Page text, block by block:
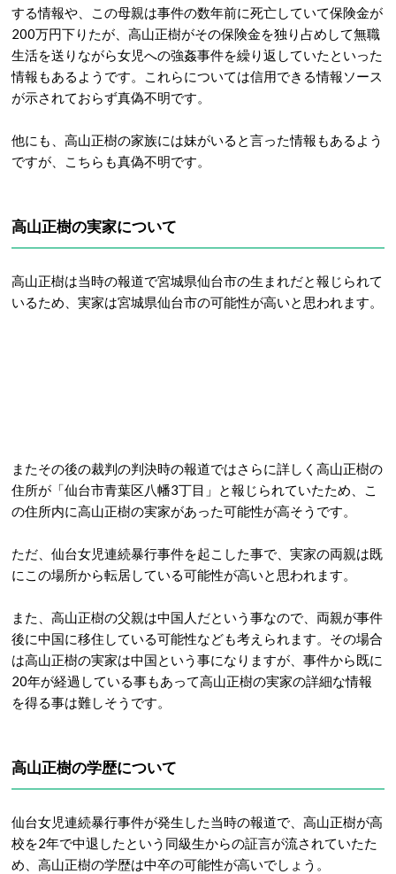
する情報や、この母親は事件の数年前に死亡していて保険金が
200万円下りたが、高山正樹がその保険金を独り占めして無職
生活を送りながら女児への強姦事件を繰り返していたといった
情報もあるようです。これらについては信用できる情報ソース
が示されておらず真偽不明です。
他にも、高山正樹の家族には妹がいると言った情報もあるよう
ですが、こちらも真偽不明です。
高山正樹の実家について
高山正樹は当時の報道で宮城県仙台市の生まれだと報じられて
いるため、実家は宮城県仙台市の可能性が高いと思われます。
またその後の裁判の判決時の報道ではさらに詳しく高山正樹の
住所が「仙台市青葉区八幡3丁目」と報じられていたため、こ
の住所内に高山正樹の実家があった可能性が高そうです。
ただ、仙台女児連続暴行事件を起こした事で、実家の両親は既
にこの場所から転居している可能性が高いと思われます。
また、高山正樹の父親は中国人だという事なので、両親が事件
後に中国に移住している可能性なども考えられます。その場合
は高山正樹の実家は中国という事になりますが、事件から既に
20年が経過している事もあって高山正樹の実家の詳細な情報
を得る事は難しそうです。
高山正樹の学歴について
仙台女児連続暴行事件が発生した当時の報道で、高山正樹が高
校を2年で中退したという同級生からの証言が流されていたた
め、高山正樹の学歴は中卒の可能性が高いでしょう。